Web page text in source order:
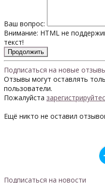
Ваш вопрос:
Внимание: HTML не
текст!
Продолжить
Подписаться на новые
Отзывы могут оставлять
пользователи.
Пожалуйста
Ещё никто не оставил
Подписаться на новости